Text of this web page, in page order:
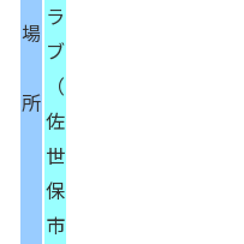
場
所
ラ
ブ
（
佐
世
保
市